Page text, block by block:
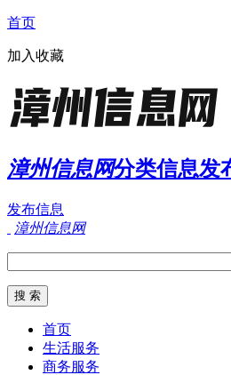
首页
加入收藏
漳州信息网分类信息发
发布信息
漳州信息网
首页
生活服务
商务服务